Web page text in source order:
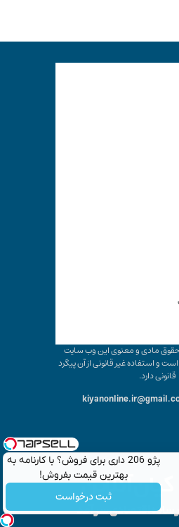
پژو 206 داری برای فروش؟ با کارنامه به
بهترین قیمت بفروش!
ثبت درخواست
و معنوی این وب سایت
و استفاده غیر قانونی از آن پیگرد
قانونی دارد.